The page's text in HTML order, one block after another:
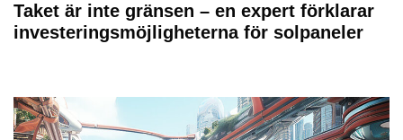
Taket är inte gränsen – en expert förklarar
investeringsmöjligheterna för solpaneler